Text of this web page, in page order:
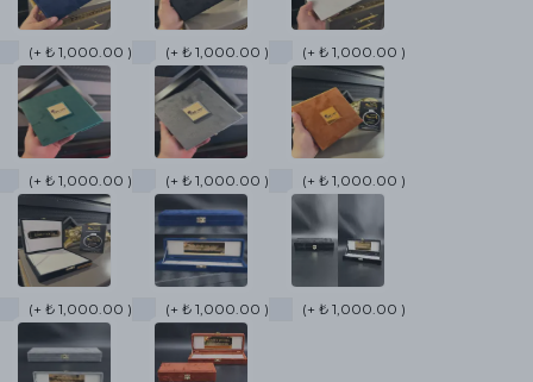
(+ ₺ 1,000.00 ) (+ ₺ 1,000.00 ) (+ ₺ 1,000.00 )
(+ ₺ 1,000.00 ) (+ ₺ 1,000.00 ) (+ ₺ 1,000.00 )
(+ ₺ 1,000.00 ) (+ ₺ 1,000.00 ) (+ ₺ 1,000.00 )